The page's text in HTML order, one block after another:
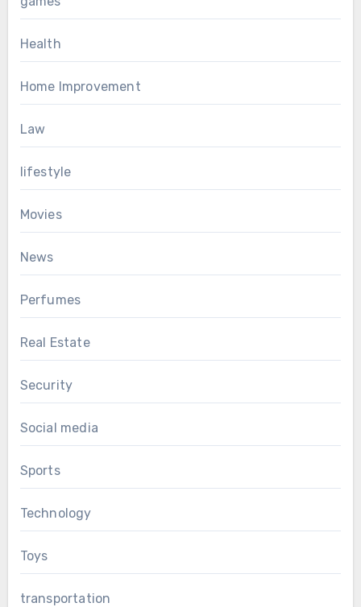
Health
Home Improvement
Law
lifestyle
Movies
News
Perfumes
Real Estate
Security
Social media
Sports
Technology
Toys
transportation